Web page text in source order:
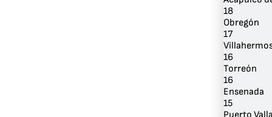
18
Obregón
17
16
Torreón
16
Ensenada
15
Puerto